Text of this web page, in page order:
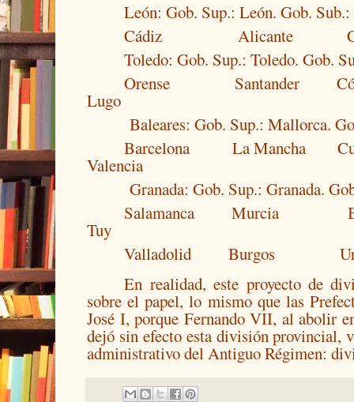
León: Gob. Sup.: León. Gob.
Cádiz
Alicante
Toledo: Gob. Sup.: Toledo. Gob.
Orense
Santander
Lugo
Baleares: Gob. Sup.: Mallorca.
Barcelona
La Mancha
Valencia
Granada: Gob. Sup.: Granada.
Salamanca
Murcia
Tuy
Valladolid
Burgos
En realidad, este proyecto de
sobre el papel, lo mismo que las
José I, porque Fernando VII, al abolir
dejó sin efecto esta división provincial,
administrativo del Antiguo Régimen: